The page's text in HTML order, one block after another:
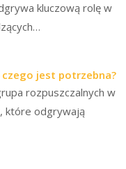
kluczową rolę w
jest potrzebna?
rozpuszczalnych w
które odgrywają